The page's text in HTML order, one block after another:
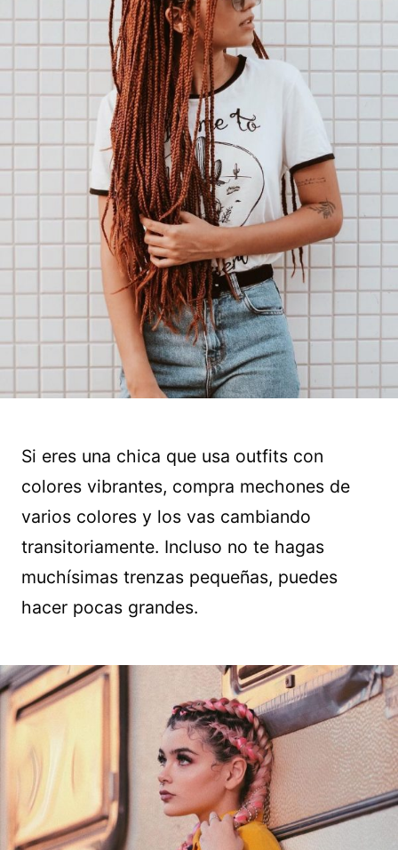
Si eres una chica que usa outfits con
colores vibrantes, compra mechones de
varios colores y los vas cambiando
transitoriamente. Incluso no te hagas
muchísimas trenzas pequeñas, puedes
hacer pocas grandes.